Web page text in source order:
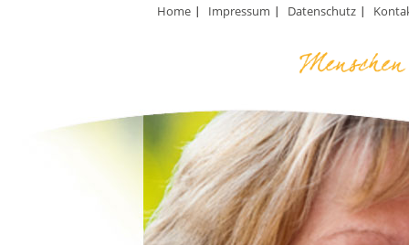
Home Impressum Datenschutz